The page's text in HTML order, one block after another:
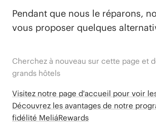
Pendant que nous le réparons,
vous proposer quelques
Cherchez à nouveau sur cette page et
grands hôtels
Visitez notre page d'accueil pour voir
Découvrez les avantages de notre
fidélité MeliáRewards